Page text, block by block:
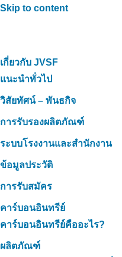
Skip to content
เกี่ยวกับ JVSF
แนะนำทั่วไป
วิสัยทัศน์ – พันธกิจ
การรับรองผลิตภัณฑ์
ระบบโรงงานและสำนักงาน
ข้อมูลประวัติ
การรับสมัคร
คาร์บอนอินทรีย์
คาร์บอนอินทรีย์คืออะไร?
ผลิตภัณฑ์